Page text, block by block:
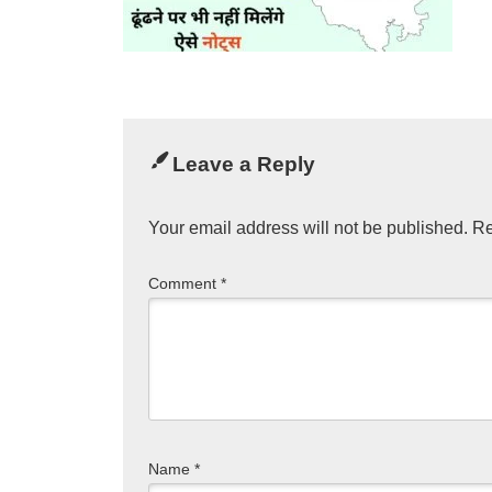
Leave a Reply
Your email address will not be published.
Comment *
Name *